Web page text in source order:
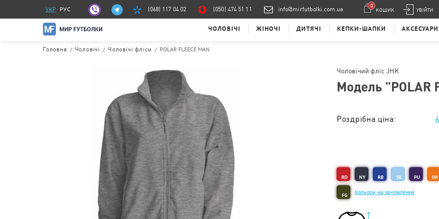
УКР РУС (068) 117 04 02 (050) 474 51 11 info@mirfutbolki.com.ua УВІЙТИ
0
КОШИК
ЧОЛОВІЧІ ЖІНОЧІ ДИТЯЧІ КЕПКИ-ШАПКИ АКСЕСУАРИ
Головна / Чоловічі / Чоловічі фліси / POLAR FLEECE MAN
Чоловічий фліс JHK
Модель "POLAR
Роздрібна ціна:
RD NY RB SK PU OR
FG Кольори на замовлення